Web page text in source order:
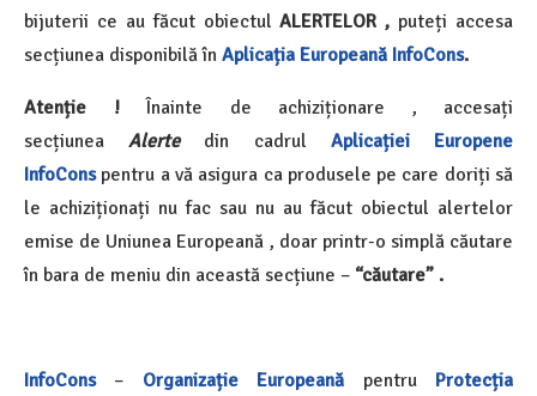
bijuterii ce au făcut obiectul ALERTELOR , puteți accesa
secțiunea disponibilă în Aplicația Europeană InfoCons.
Atenție !
Înainte de achiziționare , accesați
secțiunea
Alerte din cadrul
Aplicației Europene
InfoCons pentru a vă asigura ca produsele pe care doriți să
le achiziționați nu fac sau nu au făcut obiectul alertelor
emise de Uniunea Europeană , doar printr-o simplă căutare
în bara de meniu din această secțiune – “căutare” .
InfoCons – Organizație Europeană pentru
Protecția